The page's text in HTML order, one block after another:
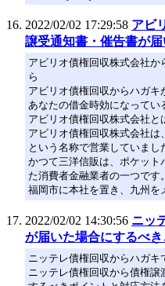
2022/02/02 17:29:58 アビ
譲受通知書・催告書が届
アビリオ債権回収株式会社
ら
アビリオ債権回収からハガキ
あなたの借金時効になってい
アビリオ債権回収株式会社と
アビリオ債権回収株式会社
という名称で営業していまし
かつて三洋信販は、ポケッ
た消費者金融業者の一つです。
福岡市に本社を置き、九州
2022/02/02 14:30:56 ニッ
が届いた場合にするべき
ニッテレ債権回収からハガキ
ニッテレ債権回収から債権